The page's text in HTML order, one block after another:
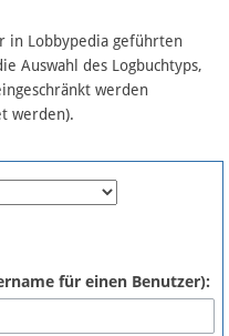
in Lobbypedia geführten
Auswahl des Logbuchtyps,
werden
werden).
für einen Benutzer):